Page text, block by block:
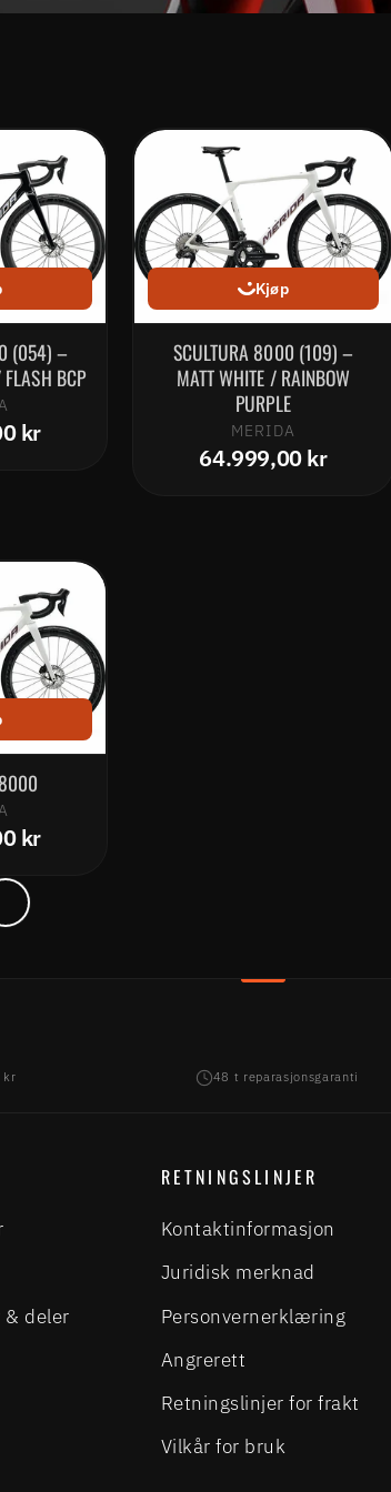
(054) –
BCP
kr
Kjøp
SCULTURA 8000 (109) –
MATT WHITE / RAINBOW
PURPLE
MERIDA
64.999,00 kr
kr
kr 48 t reparasjonsgaranti
deler
RETNINGSLINJER
Kontaktinformasjon
Juridisk merknad
Personvernerklæring
Angrerett
Retningslinjer for frakt
Vilkår for bruk